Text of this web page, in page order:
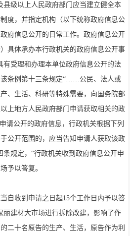
县级以上人民政府部门应当建立健全本
度，并指定机构（以下统称政府信息公
府信息公开的日常工作。政府信息公开
具体承办本行政机关的政府信息公开事
有受理和办理本单位政府信息公开的法
条例第十三条规定“……公民、法人或
、生活、科研等特殊需要，向国务院部
上地方人民政府部门申请获取相关的政
请公开的政府信息，行政机关根据下列
公开范围的，应当告知申请人获取该政
规定，“行政机关收到政府信息公开申
予以答复。
自收到申请之日起15个工作日内予以答
建材大市场进行拆除改建，影响了作
二十名原告的生产、生活，原告作为利